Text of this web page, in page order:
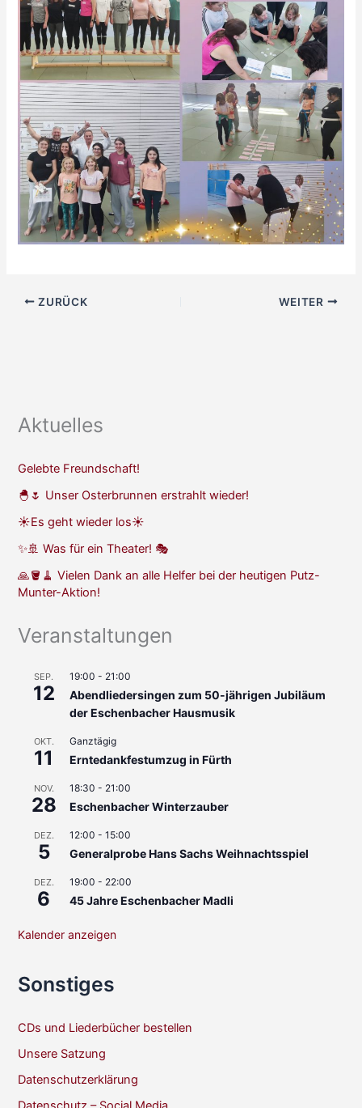
ZURÜCK WEITER
Aktuelles
Gelebte Freundschaft!
🐣🌷 Unser Osterbrunnen erstrahlt wieder!
☀️Es geht wieder los☀️
✨🚢 Was für ein Theater! 🎭
🙏🪣🧹 Vielen Dank an alle Helfer bei der heutigen Putz-
Munter-Aktion!
Veranstaltungen
SEP.
12
19:00 - 21:00
Abendliedersingen zum 50-jährigen Jubiläum
der Eschenbacher Hausmusik
OKT.
11
Ganztägig
Erntedankfestumzug in Fürth
NOV.
28
18:30 - 21:00
Eschenbacher Winterzauber
DEZ.
5
12:00 -15:00
Generalprobe Hans Sachs Weihnachtsspiel
DEZ.
6
19:00 - 22:00
45 Jahre Eschenbacher Madli
Kalender anzeigen
Sonstiges
CDs und Liederbücher bestellen
Unsere Satzung
Datenschutzerklärung